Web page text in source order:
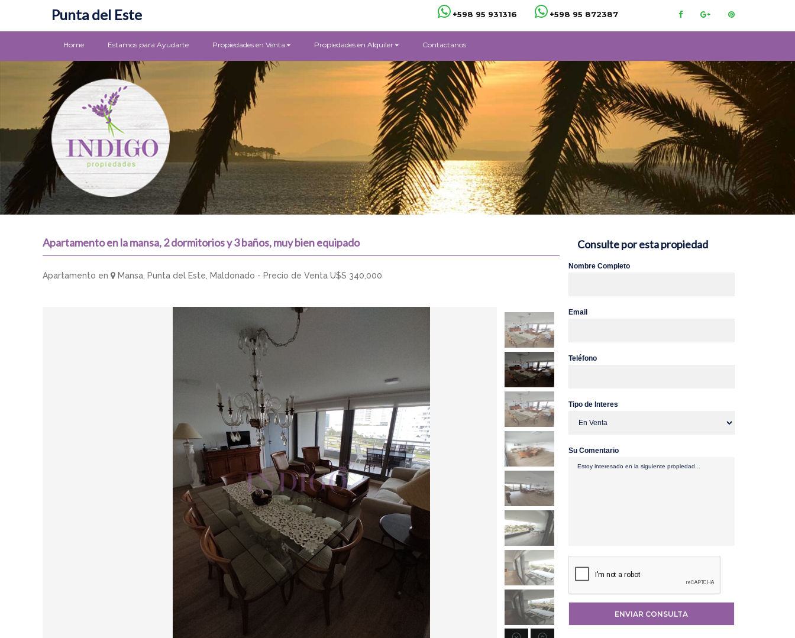
Punta del Este +598 95 931316 +598 95 872387
Home Estamos para Ayudarte Propiedades en Venta Propiedades en Alquiler Contactanos
Apartamento en la mansa, 2 dormitorios y 3 baños, muy bien equipado
Apartamento en Mansa, Punta del Este, Maldonado - Precio de Venta U$S 340,000
Consulte por esta propiedad
Nombre Completo
Email
Teléfono
Tipo de Interes
Su Comentario